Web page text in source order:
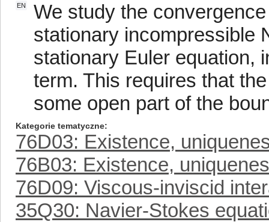
EN
We study the
stationary incompressible
stationary Euler equation,
term. This requires that
some open part of the
Kategorie tematyczne
76D03: Existence,
76B03: Existence,
76D09: Viscous-inviscid
35Q30: Navier-Stokes